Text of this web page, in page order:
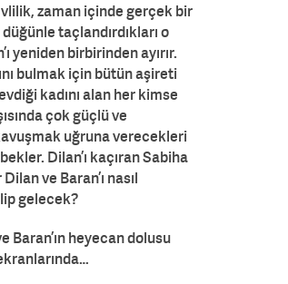
zaman içinde gerçek bir
taçlandırdıkları o
yeniden birbirinden ayırır.
bulmak için bütün aşireti
kadını alan her kimse
çok güçlü ve
uğruna verecekleri
Dilan’ı kaçıran Sabiha
ve Baran’ı nasıl
gelecek?
heyecan dolusu